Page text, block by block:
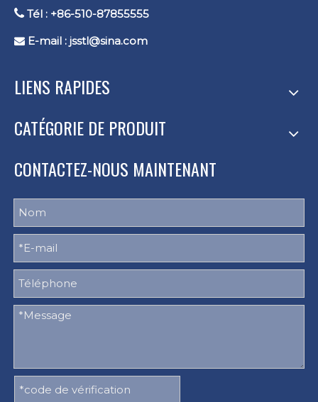
 Tél : +86-510-87855555
 E-mail : jsstl@sina.com
LIENS RAPIDES
CATÉGORIE DE PRODUIT
CONTACTEZ-NOUS MAINTENANT